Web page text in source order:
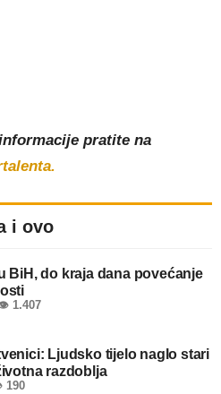
pratite na
i ovo
BiH, do kraja dana povećanje
1.407
Ljudsko tijelo naglo stari
razdoblja
190